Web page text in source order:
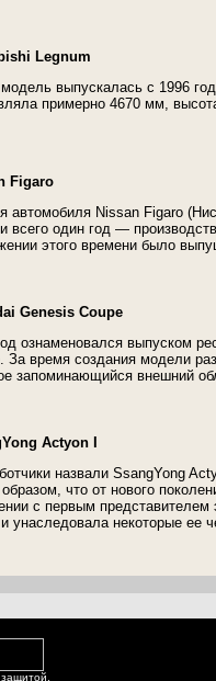
Legnum
выпускалась с 1996
примерно 4670 мм,
Figaro
автомобиля Nissan Figaro
всего один год —
этого времени было
Genesis Coupe
ознаменовался выпуском
За время создания модели
запоминающийся внешний
Actyon I
назвали SsangYong
что от нового
с первым представителем
унаследовала некоторые ее